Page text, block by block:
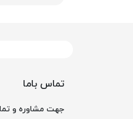
تماس باما
جهت مشاوره و